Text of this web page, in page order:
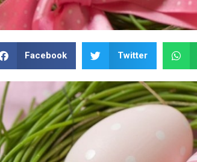
Facebook Twitter